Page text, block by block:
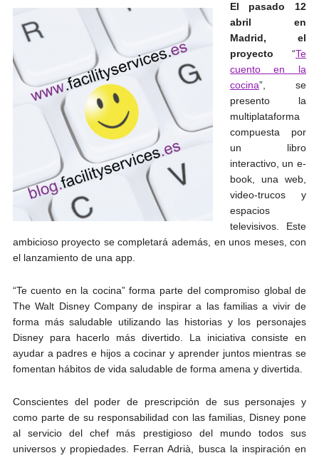
El pasado 12
abril en
Madrid, el
proyecto“Te
cuento en la
cocina”, se
presento la
multiplataforma
compuesta por
un libro
interactivo, un e-
book, una web,
video-trucos y
espacios
televisivos. Este
ambicioso proyecto se completará además, en unos meses, con
el lanzamiento de una app.
“Te cuento en la cocina” forma parte del compromiso global de
The Walt Disney Company de inspirar a las familias a vivir de
forma más saludable utilizando las historias y los personajes
Disney para hacerlo más divertido. La iniciativa consiste en
ayudar a padres e hijos a cocinar y aprender juntos mientras se
fomentan hábitos de vida saludable de forma amena y divertida.
Conscientes del poder de prescripción de sus personajes y
como parte de su responsabilidad con las familias, Disney pone
al servicio del chef más prestigioso del mundo todos sus
universos y propiedades. Ferran Adrià, busca la inspiración en